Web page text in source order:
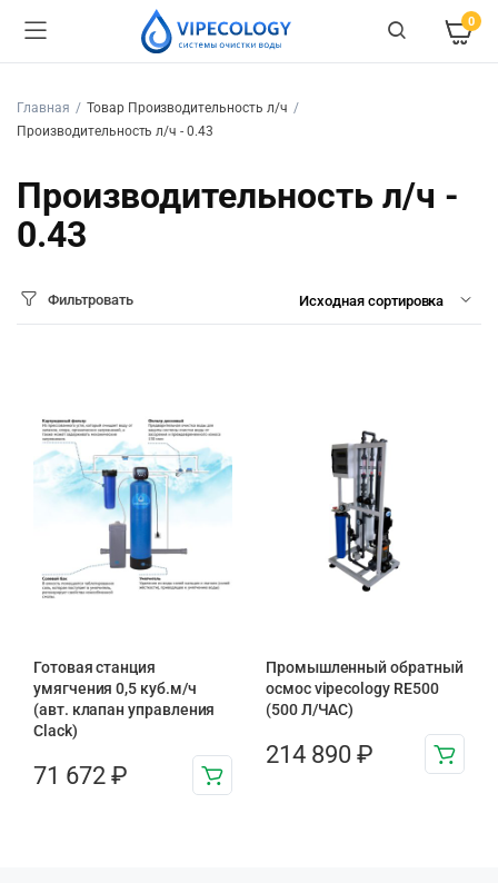
0
Главная
Товар Производительность л/ч
Производительность л/ч - 0.43
Производительность л/ч -
0.43
Фильтровать
Готовая станция
умягчения 0,5 куб.м/ч
(авт. клапан управления
Clack)
71 672 ₽
Промышленный обратный
осмос vipecology RE500
(500 Л/ЧАС)
214 890 ₽